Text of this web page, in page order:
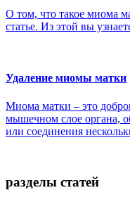
О том, что такое миома
статье. Из этой вы
Удаление миомы матки
Миома матки – это
мышечном слое органа,
или соединения
разделы статей